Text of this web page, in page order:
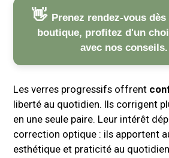
Prenez rendez-vous
boutique, profitez d'un
avec nos conseils.
Les verres progressifs offrent
liberté au quotidien. Ils corrigent
en une seule paire. Leur intérêt
correction optique : ils apportent
esthétique et praticité au